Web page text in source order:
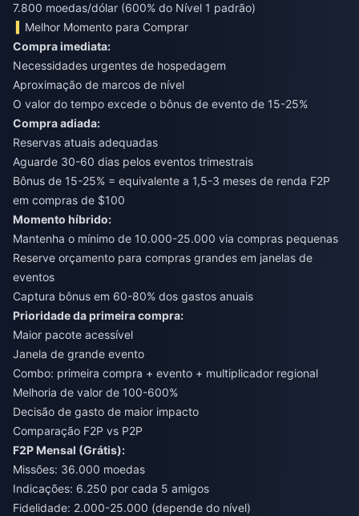
7.800 moedas/dólar (600% do Nível 1 padrão)
Melhor Momento para Comprar
Compra imediata:
Necessidades urgentes de hospedagem
Aproximação de marcos de nível
O valor do tempo excede o bônus de evento de 15-25%
Compra adiada:
Reservas atuais adequadas
Aguarde 30-60 dias pelos eventos trimestrais
Bônus de 15-25% = equivalente a 1,5-3 meses de renda F2P
em compras de $100
Momento híbrido:
Mantenha o mínimo de 10.000-25.000 via compras pequenas
Reserve orçamento para compras grandes em janelas de
eventos
Captura bônus em 60-80% dos gastos anuais
Prioridade da primeira compra:
Maior pacote acessível
Janela de grande evento
Combo: primeira compra + evento + multiplicador regional
Melhoria de valor de 100-600%
Decisão de gasto de maior impacto
Comparação F2P vs P2P
F2P Mensal (Grátis):
Missões: 36.000 moedas
Indicações: 6.250 por cada 5 amigos
Fidelidade: 2.000-25.000 (depende do nível)